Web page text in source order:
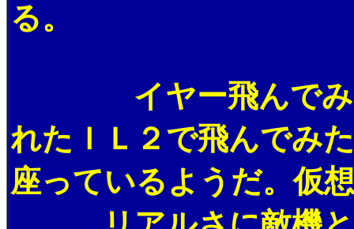
る。
イヤー飛んでみて
れたＩＬ２で飛んでみ
座っているようだ。仮